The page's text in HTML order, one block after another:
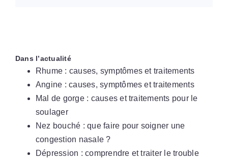
Dans l’actualité
Rhume : causes, symptômes et traitements
Angine : causes, symptômes et traitements
Mal de gorge : causes et traitements pour le
soulager
Nez bouché : que faire pour soigner une
congestion nasale ?
Dépression : comprendre et traiter le trouble